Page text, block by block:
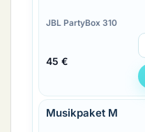
JBL PartyBox 310
45 €
Musikpaket M